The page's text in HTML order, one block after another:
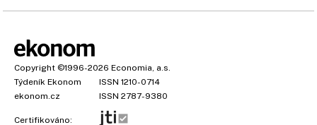
Copyright ©1996-2026 Economia, a.s.
Týdeník Ekonom
ISSN 1210-0714
ekonom.cz
ISSN 2787-9380
Certifikováno: